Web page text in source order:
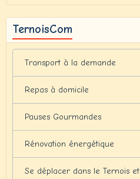
TernoisCom
Transport à la demande
Repas à domicile
Pauses Gourmandes
Rénovation énergétique
Se déplacer dans le Ternois et